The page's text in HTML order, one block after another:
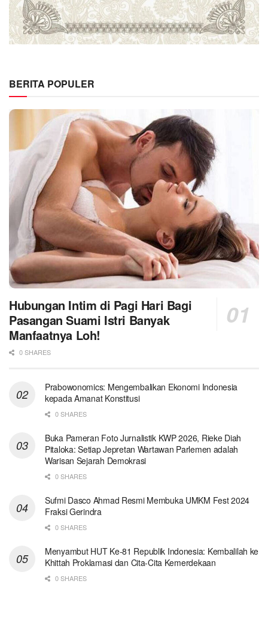
BERITA POPULER
Hubungan Intim di Pagi Hari Bagi
Pasangan Suami Istri Banyak
Manfaatnya Loh!
0 SHARES
Prabowonomics: Mengembalikan Ekonomi Indonesia
kepada Amanat Konstitusi
0 SHARES
Buka Pameran Foto Jurnalistik KWP 2026, Rieke Diah
Pitaloka: Setiap Jepretan Wartawan Parlemen adalah
Warisan Sejarah Demokrasi
0 SHARES
Sufmi Dasco Ahmad Resmi Membuka UMKM Fest 2024
Fraksi Gerindra
0 SHARES
Menyambut HUT Ke-81 Republik Indonesia: Kembalilah ke
Khittah Proklamasi dan Cita-Cita Kemerdekaan
0 SHARES